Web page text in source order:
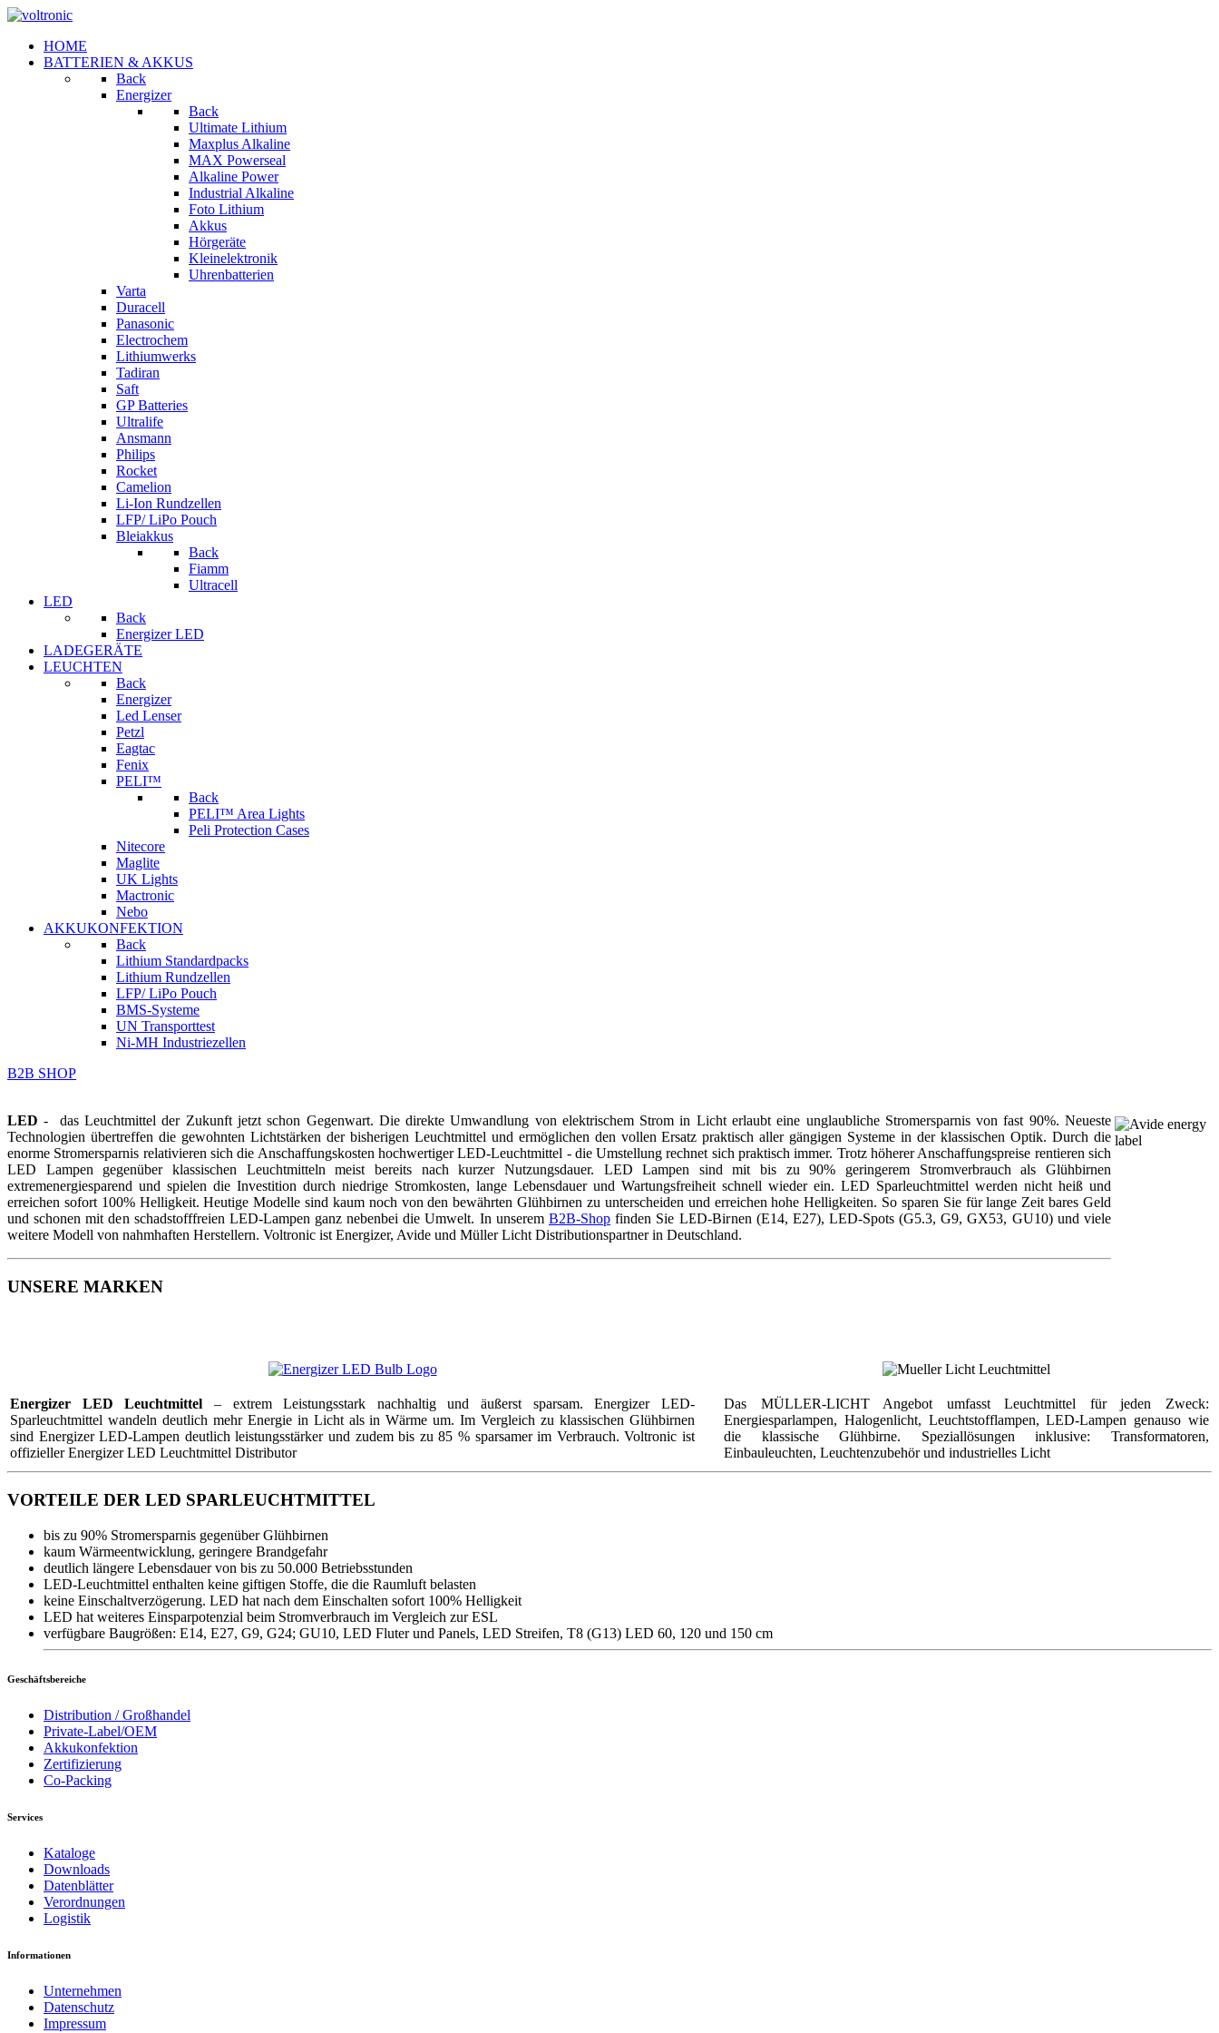
HOME
BATTERIEN & AKKUS
Back
Energizer
Back
Ultimate Lithium
Maxplus Alkaline
MAX Powerseal
Alkaline Power
Industrial Alkaline
Foto Lithium
Akkus
Hörgeräte
Kleinelektronik
Uhrenbatterien
Varta
Duracell
Panasonic
Electrochem
Lithiumwerks
Tadiran
Saft
GP Batteries
Ultralife
Ansmann
Philips
Rocket
Camelion
Li-Ion Rundzellen
LFP/ LiPo Pouch
Bleiakkus
Back
Fiamm
Ultracell
LED
Back
Energizer LED
LADEGERÄTE
LEUCHTEN
Back
Energizer
Led Lenser
Petzl
Eagtac
Fenix
PELI™
Back
PELI™ Area Lights
Peli Protection Cases
Nitecore
Maglite
UK Lights
Mactronic
Nebo
AKKUKONFEKTION
Back
Lithium Standardpacks
Lithium Rundzellen
LFP/ LiPo Pouch
BMS-Systeme
UN Transporttest
Ni-MH Industriezellen
B2B SHOP
LED - das Leuchtmittel der Zukunft jetzt schon Gegenwart. Die direkte Umwandlung von elektrischem Strom in Licht erlaubt eine unglaubliche Stromersparnis von fast 90%. Neueste
Technologien übertreffen die gewohnten Lichtstärken der bisherigen Leuchtmittel und ermöglichen den vollen Ersatz praktisch aller gängigen Systeme in der klassischen Optik. Durch die
enorme Stromersparnis relativieren sich die Anschaffungskosten hochwertiger LED-Leuchtmittel - die Umstellung rechnet sich praktisch immer. Trotz höherer Anschaffungspreise rentieren sich
LED Lampen gegenüber klassischen Leuchtmitteln meist bereits nach kurzer Nutzungsdauer. LED Lampen sind mit bis zu 90% geringerem Stromverbrauch als Glühbirnen
extremenergiesparend und spielen die Investition durch niedrige Stromkosten, lange Lebensdauer und Wartungsfreiheit schnell wieder ein. LED Sparleuchtmittel werden nicht heiß und
erreichen sofort 100% Helligkeit. Heutige Modelle sind kaum noch von den bewährten Glühbirnen zu unterscheiden und erreichen hohe Helligkeiten. So sparen Sie für lange Zeit bares Geld
und schonen mit den schadstofffreien LED-Lampen ganz nebenbei die Umwelt. In unserem B2B-Shop finden Sie LED-Birnen (E14, E27), LED-Spots (G5.3, G9, GX53, GU10) und viele
weitere Modell von nahmhaften Herstellern. Voltronic ist Energizer, Avide und Müller Licht Distributionspartner in Deutschland.
UNSERE MARKEN
Energizer LED Leuchtmittel – extrem Leistungsstark nachhaltig und äußerst sparsam. Energizer LED-
Sparleuchtmittel wandeln deutlich mehr Energie in Licht als in Wärme um. Im Vergleich zu klassischen Glühbirnen
sind Energizer LED-Lampen deutlich leistungsstärker und zudem bis zu 85 % sparsamer im Verbrauch. Voltronic ist
offizieller Energizer LED Leuchtmittel Distributor
Das MÜLLER-LICHT Angebot umfasst Leuchtmittel für jeden Zweck:
Energiesparlampen, Halogenlicht, Leuchtstofflampen, LED-Lampen genauso wie
die klassische Glühbirne. Speziallösungen inklusive: Transformatoren,
Einbauleuchten, Leuchtenzubehör und industrielles Licht
VORTEILE DER LED SPARLEUCHTMITTEL
bis zu 90% Stromersparnis gegenüber Glühbirnen
kaum Wärmeentwicklung, geringere Brandgefahr
deutlich längere Lebensdauer von bis zu 50.000 Betriebsstunden
LED-Leuchtmittel enthalten keine giftigen Stoffe, die die Raumluft belasten
keine Einschaltverzögerung. LED hat nach dem Einschalten sofort 100% Helligkeit
LED hat weiteres Einsparpotenzial beim Stromverbrauch im Vergleich zur ESL
verfügbare Baugrößen: E14, E27, G9, G24; GU10, LED Fluter und Panels, LED Streifen, T8 (G13) LED 60, 120 und 150 cm
Geschäftsbereiche
Distribution / Großhandel
Private-Label/OEM
Akkukonfektion
Zertifizierung
Co-Packing
Services
Kataloge
Downloads
Datenblätter
Verordnungen
Logistik
Informationen
Unternehmen
Datenschutz
Impressum